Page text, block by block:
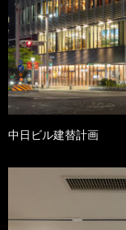
中日ビル建替計画